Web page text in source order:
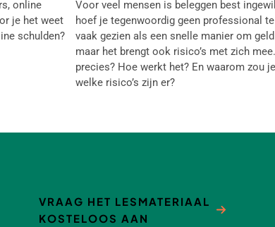
online
je het weet
schulden?
Voor veel mensen is beleggen best
hoef je tegenwoordig geen professional
vaak gezien als een snelle manier om
maar het brengt ook risico’s met zich
precies? Hoe werkt het? En waarom zou
welke risico’s zijn er?
VRAAG HET LESMATERIAAL
KOSTELOOS AAN